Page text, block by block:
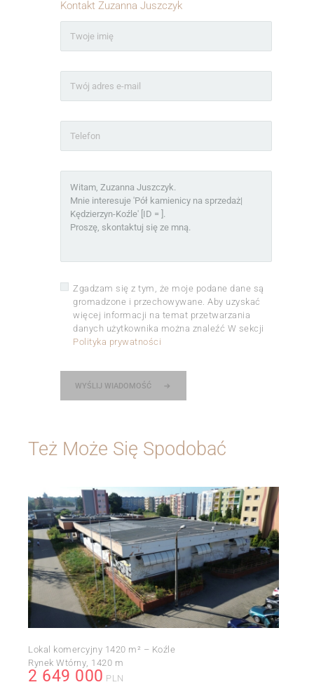
Kontakt Zuzanna Juszczyk
Zgadzam się z tym, że moje podane dane są
gromadzone i przechowywane. Aby uzyskać
więcej informacji na temat przetwarzania
danych użytkownika można znaleźć W sekcji
Polityka prywatności
WYŚLIJ WIADOMOŚĆ
Też Może Się Spodobać
Lokal komercyjny 1420 m² – Koźle
Rynek Wtórny 1420 m
2 649 000 PLN